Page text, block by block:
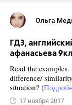
Ольга
ГДЗ,
афанасьева
Read the
difference/
situation? (
17 ноября 2017